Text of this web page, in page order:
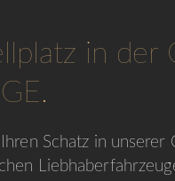
in der
Schatz in unserer